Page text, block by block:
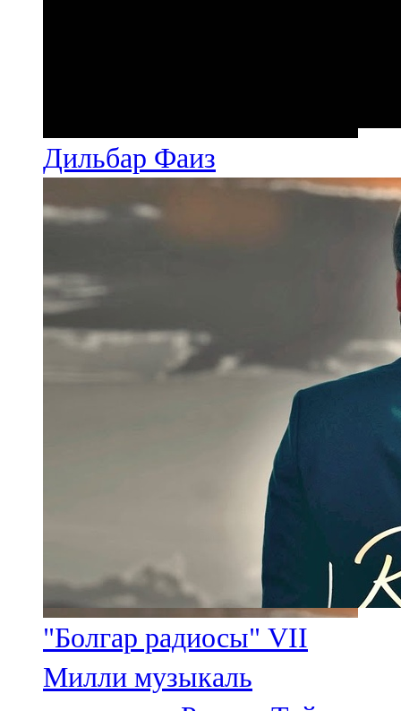
Дильбар Фаиз
"Болгар радиосы" VII
Милли музыкаль